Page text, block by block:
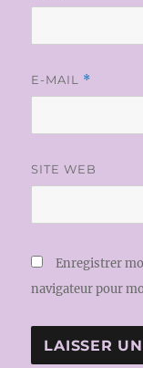
E-MAIL *
SITE WEB
Enregistrer
navigateur pour